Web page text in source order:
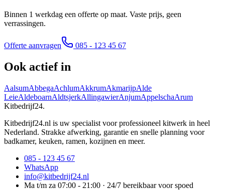
Binnen 1 werkdag een offerte op maat. Vaste prijs, geen
verrassingen.
Offerte aanvragen 085 - 123 45 67
Ook actief in
AalsumAbbegaAchlumAkkrumAkmarijpAlde
LeieAldeboarnAldtsjerkAllingawierAnjumAppelschaArum
Kitbedrijf24.
Kitbedrijf24.nl is uw specialist voor professioneel kitwerk in heel
Nederland. Strakke afwerking, garantie en snelle planning voor
badkamer, keuken, ramen, kozijnen en meer.
085 - 123 45 67
WhatsApp
info@kitbedrijf24.nl
Ma t/m za 07:00 - 21:00 · 24/7 bereikbaar voor spoed